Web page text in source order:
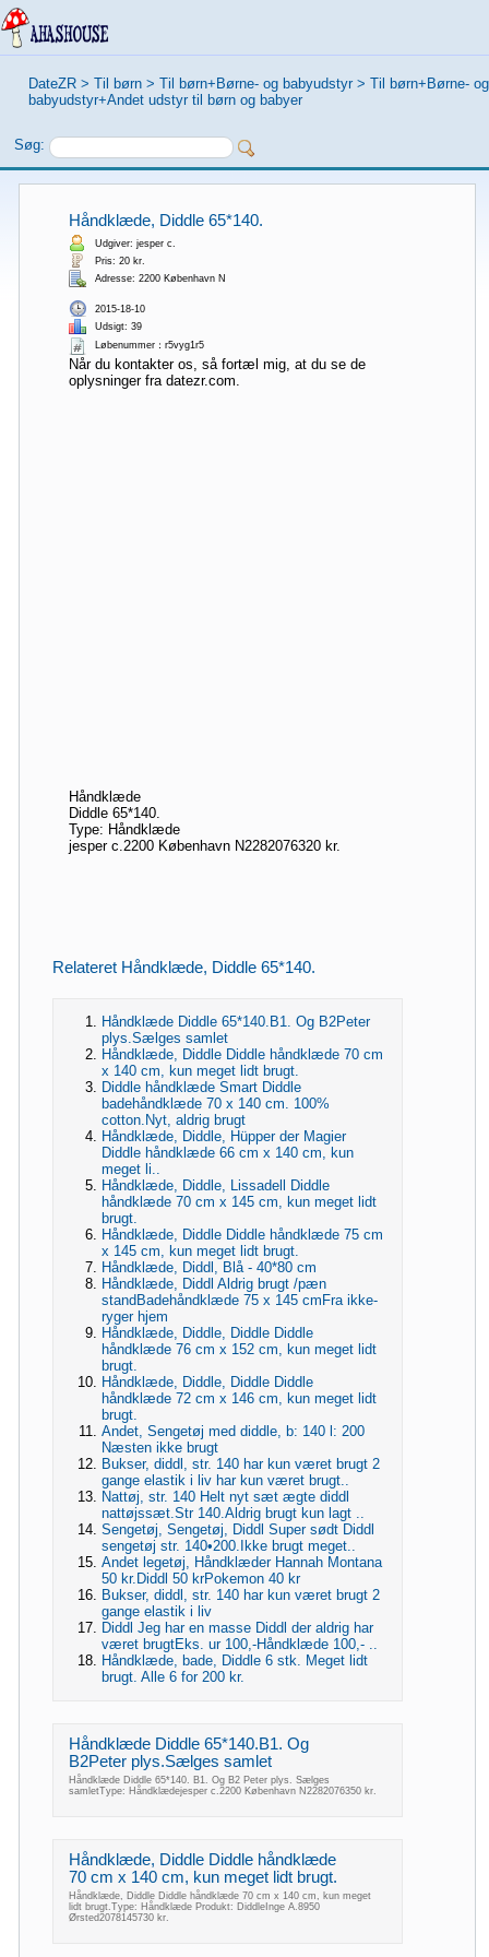
DateZR > Til børn > Til børn+Børne- og babyudstyr > Til børn+Børne- og
babyudstyr+Andet udstyr til børn og babyer
Søg:
Håndklæde, Diddle 65*140.
Udgiver: jesper c.
Pris: 20 kr.
Adresse: 2200 København N
2015-18-10
Udsigt: 39
Løbenummer：r5vyg1r5
Når du kontakter os, så fortæl mig, at du se de
oplysninger fra datezr.com.
Håndklæde
Diddle 65*140.
Type: Håndklæde
jesper c.2200 København N2282076320 kr.
Relateret Håndklæde, Diddle 65*140.
Håndklæde Diddle 65*140.B1. Og B2Peter
plys.Sælges samlet
Håndklæde, Diddle Diddle håndklæde 70 cm
x 140 cm, kun meget lidt brugt.
Diddle håndklæde Smart Diddle
badehåndklæde 70 x 140 cm. 100%
cotton.Nyt, aldrig brugt
Håndklæde, Diddle, Hüpper der Magier
Diddle håndklæde 66 cm x 140 cm, kun
meget li..
Håndklæde, Diddle, Lissadell Diddle
håndklæde 70 cm x 145 cm, kun meget lidt
brugt.
Håndklæde, Diddle Diddle håndklæde 75 cm
x 145 cm, kun meget lidt brugt.
Håndklæde, Diddl, Blå - 40*80 cm
Håndklæde, Diddl Aldrig brugt /pæn
standBadehåndklæde 75 x 145 cmFra ikke-
ryger hjem
Håndklæde, Diddle, Diddle Diddle
håndklæde 76 cm x 152 cm, kun meget lidt
brugt.
Håndklæde, Diddle, Diddle Diddle
håndklæde 72 cm x 146 cm, kun meget lidt
brugt.
Andet, Sengetøj med diddle, b: 140 l: 200
Næsten ikke brugt
Bukser, diddl, str. 140 har kun været brugt 2
gange elastik i liv har kun været brugt..
Nattøj, str. 140 Helt nyt sæt ægte diddl
nattøjssæt.Str 140.Aldrig brugt kun lagt ..
Sengetøj, Sengetøj, Diddl Super sødt Diddl
sengetøj str. 140•200.Ikke brugt meget..
Andet legetøj, Håndklæder Hannah Montana
50 kr.Diddl 50 krPokemon 40 kr
Bukser, diddl, str. 140 har kun været brugt 2
gange elastik i liv
Diddl Jeg har en masse Diddl der aldrig har
været brugtEks. ur 100,-Håndklæde 100,- ..
Håndklæde, bade, Diddle 6 stk. Meget lidt
brugt. Alle 6 for 200 kr.
Håndklæde Diddle 65*140.B1. Og
B2Peter plys.Sælges samlet
Håndklæde Diddle 65*140. B1. Og B2 Peter plys. Sælges
samletType: Håndklædejesper c.2200 København N2282076350 kr.
Håndklæde, Diddle Diddle håndklæde
70 cm x 140 cm, kun meget lidt brugt.
Håndklæde, Diddle Diddle håndklæde 70 cm x 140 cm, kun meget
lidt brugt.Type: Håndklæde Produkt: DiddleInge A.8950
Ørsted2078145730 kr.